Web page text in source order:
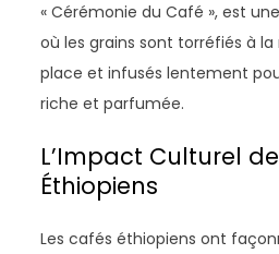
« Cérémonie du Café », est
où les grains sont torréfiés à
place et infusés lentement
riche et parfumée.
L’Impact Culturel
Éthiopiens
Les cafés éthiopiens ont